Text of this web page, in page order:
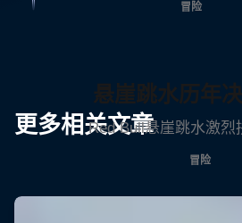
冒险
更多相关文章
悬崖跳水历年
Red Bull悬崖跳水激烈
冒险